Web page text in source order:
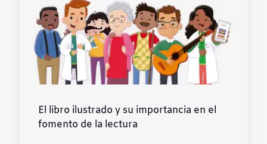
El libro ilustrado y su importancia en el
fomento de la lectura